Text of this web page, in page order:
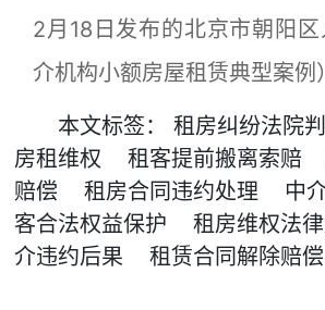
2月18日发布的北京市朝阳
介机构小额房屋租赁典型案例）
本文标签： 租房纠纷法院
房租维权
租客提前搬离索赔
赔偿
租房合同违约处理 中
客合法权益保护
租房维权法
介违约后果
租赁合同解除赔偿